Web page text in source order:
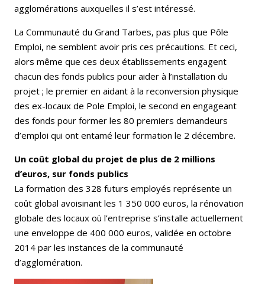
agglomérations auxquelles il s’est intéressé.
La Communauté du Grand Tarbes, pas plus que Pôle
Emploi, ne semblent avoir pris ces précautions. Et ceci,
alors même que ces deux établissements engagent
chacun des fonds publics pour aider à l’installation du
projet ; le premier en aidant à la reconversion physique
des ex-locaux de Pole Emploi, le second en engageant
des fonds pour former les 80 premiers demandeurs
d’emploi qui ont entamé leur formation le 2 décembre.
Un coût global du projet de plus de 2 millions
d’euros, sur fonds publics
La formation des 328 futurs employés représente un
coût global avoisinant les 1 350 000 euros, la rénovation
globale des locaux où l’entreprise s’installe actuellement
une enveloppe de 400 000 euros, validée en octobre
2014 par les instances de la communauté
d’agglomération.